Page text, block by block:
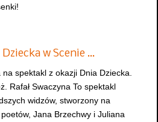
w Scenie …
spektakl z okazji Dnia Dziecka.
Rafał Swaczyna To spektakl
widzów, stworzony na
Jana Brzechwy i Juliana